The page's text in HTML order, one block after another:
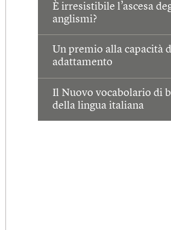
È irresistibile l’ascesa
anglismi?
Un premio alla capacità
adattamento
Il Nuovo vocabolario di
della lingua italiana